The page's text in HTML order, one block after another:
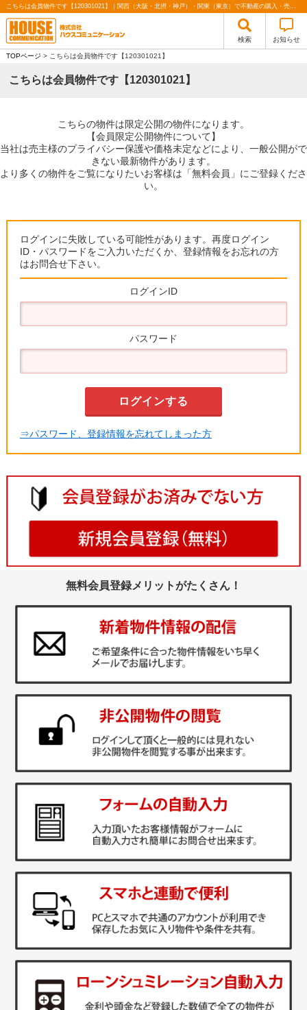
こちらは会員物件です【120301021】｜関西（大阪・北摂・神戸）・関東（東京）で不動産の購入・売却、注文住宅、リノベーションの事なら株式会社ハウスコミュニケーション
検索 お知らせ
TOPページ > こちらは会員物件です【120301021】
こちらは会員物件です【120301021】
こちらの物件は限定公開の物件になります。
【会員限定公開物件について】
当社は売主様のプライバシー保護や価格未定などにより、一般公開がで
きない最新物件があります。
より多くの物件をご覧になりたいお客様は「無料会員」にご登録くださ
い。
ログインに失敗している可能性があります。再度ログイン
ID・パスワードをご入力いただくか、登録情報をお忘れの方
はお問合せ下さい。
ログインID
パスワード
⇒パスワード、登録情報を忘れてしまった方
無料会員登録メリットがたくさん！